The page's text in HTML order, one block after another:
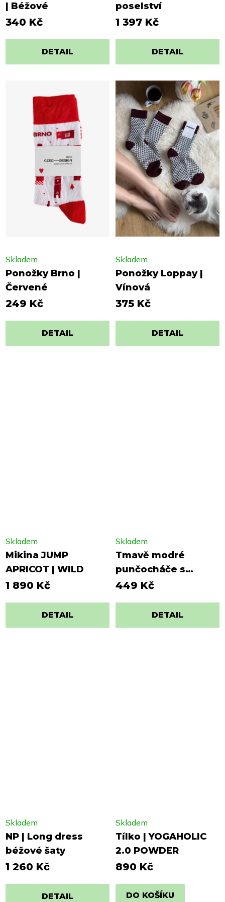
| Béžové
340 Kč
DETAIL
poselství
1 397 Kč
DETAIL
Ponožky Brno |
Červené
Skladem
249 Kč
DETAIL
Ponožky Loppay |
Vínová
Skladem
375 Kč
DETAIL
Mikina JUMP
APRICOT | WILD
Skladem
1 890 Kč
DETAIL
Tmavě modré
punčocháče s
kočičkou
Skladem
449 Kč
DETAIL
NP | Long dress
béžové šaty
Skladem
1 260 Kč
DETAIL
Tílko | YOGAHOLIC
2.0 POWDER
Skladem
890 Kč
DO KOŠÍKU